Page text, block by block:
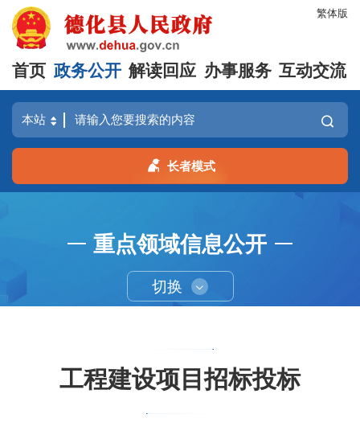
繁体版
首页 政务公开 解读回应 办事服务 互动交流
长者模式
重点领域信息公开
切换
工程建设项目招标投标